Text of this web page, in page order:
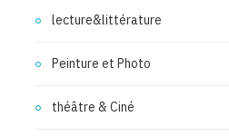
lecture&littérature
Peinture et Photo
théâtre & Ciné